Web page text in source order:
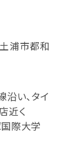
浦市都和
い、タイ
近く
国際大学